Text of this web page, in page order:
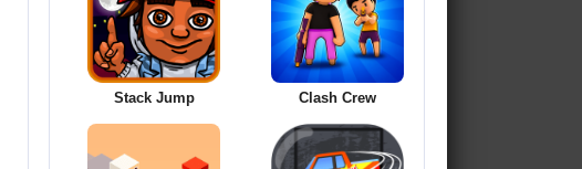
Stack Jump Clash Crew